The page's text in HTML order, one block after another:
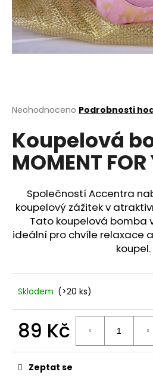
Průměrné
produktu
je
0,0
hvězdiček.
Neohodnoceno Podrobnosti
Koupelová
MOMENT
Společností Accentra
koupelový zážitek v
Tato koupelová bomba
ideální pro chvíle relaxace
koupel.
Skladem (>20 ks)
89 Kč
Zeptat se
a
j
í
HLEDAT
o
o
r
č
e
m
DÁRKOVÁ